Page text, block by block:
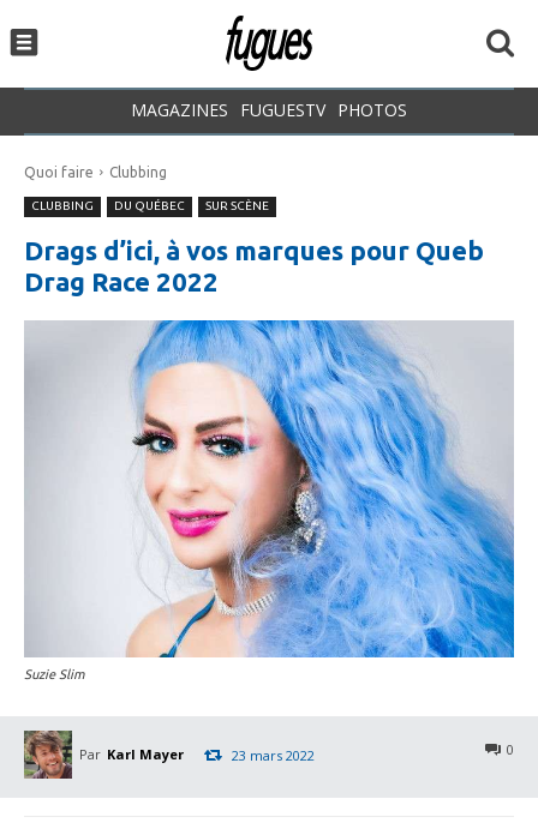
MAGAZINES FUGUESTV PHOTOS
Quoi faire Clubbing
CLUBBING DU QUÉBEC SUR SCÈNE
Drags d’ici, à vos marques pour Queb
Drag Race 2022
Suzie Slim
Par Karl Mayer 0
23 mars 2022